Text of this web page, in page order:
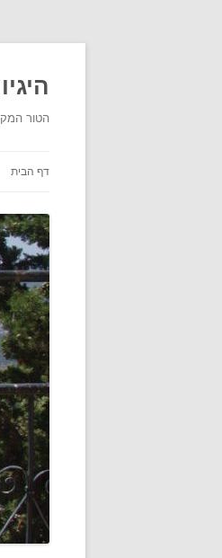
הטור
דף הבית